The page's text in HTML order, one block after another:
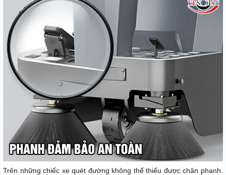
Trên những chiếc xe quét đường không thể thiếu được chân phanh.